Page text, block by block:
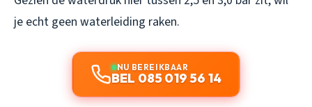
je echt geen waterleiding raken.
NU BEREIKBAAR
BEL 085 019 56 14